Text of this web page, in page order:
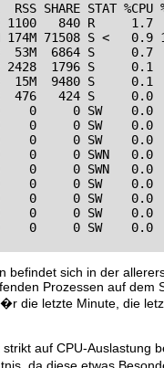
RSS SHARE STAT %CPU
1100   840 R     1.7
71508 S <   0.9
6864 S     0.7
1796 S     0.1
15M  9480 S     0.1
476   424 S     0.0
0     0 SW    0.0
0     0 SW    0.0
0     0 SW    0.0
0     0 SWN   0.0
0     0 SWN   0.0
0     0 SW    0.0
0     0 SW    0.0
0     0 SW    0.0
0     0 SW    0.0
befindet sich in der
Prozessen auf
die letzte Minute, die
auf CPU-Auslastung